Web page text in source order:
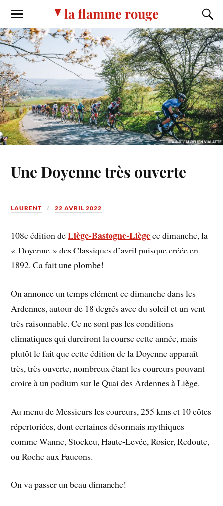
la flamme rouge
Une Doyenne très ouverte
LAURENT 22 AVRIL 2022
108e édition deLiège-Bastogne-Liègece dimanche, la
« Doyenne » des Classiques d’avril puisque créée en
1892. Ca fait une plombe!
On annonce un temps clément ce dimanche dans les
Ardennes, autour de 18 degrés avec du soleil et un vent
très raisonnable. Ce ne sont pas les conditions
climatiques qui durciront la course cette année, mais
plutôt le fait que cette édition de la Doyenne apparaît
très, très ouverte, nombreux étant les coureurs pouvant
croire à un podium sur le Quai des Ardennes à Liège.
Au menu de Messieurs les coureurs, 255 kms et 10 côtes
répertoriées, dont certaines désormais mythiques
comme Wanne, Stockeu, Haute-Levée, Rosier, Redoute,
ou Roche aux Faucons.
On va passer un beau dimanche!